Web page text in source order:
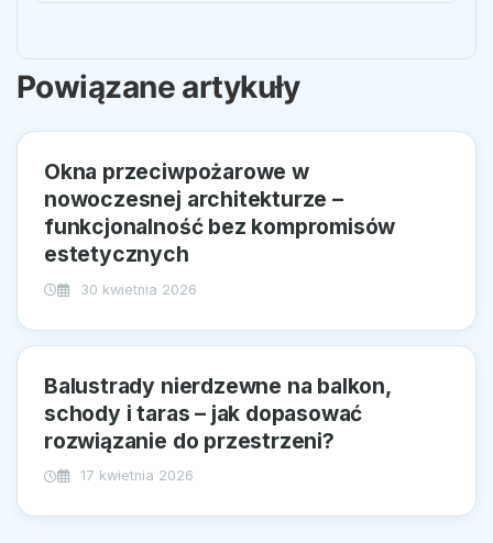
Powiązane artykuły
Okna przeciwpożarowe w
nowoczesnej architekturze –
funkcjonalność bez kompromisów
estetycznych
30 kwietnia 2026
Balustrady nierdzewne na balkon,
schody i taras – jak dopasować
rozwiązanie do przestrzeni?
17 kwietnia 2026